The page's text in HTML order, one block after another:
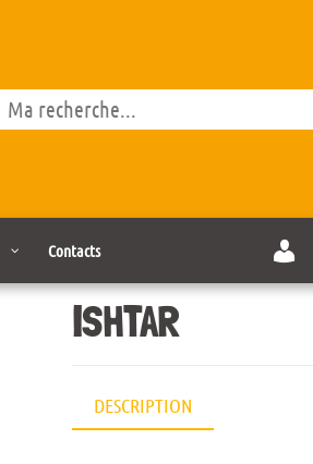
Contacts
n
ISHTAR
DESCRIPTION